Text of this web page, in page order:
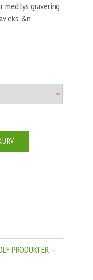
med lys gravering
eks. &n
PRODUKTER -